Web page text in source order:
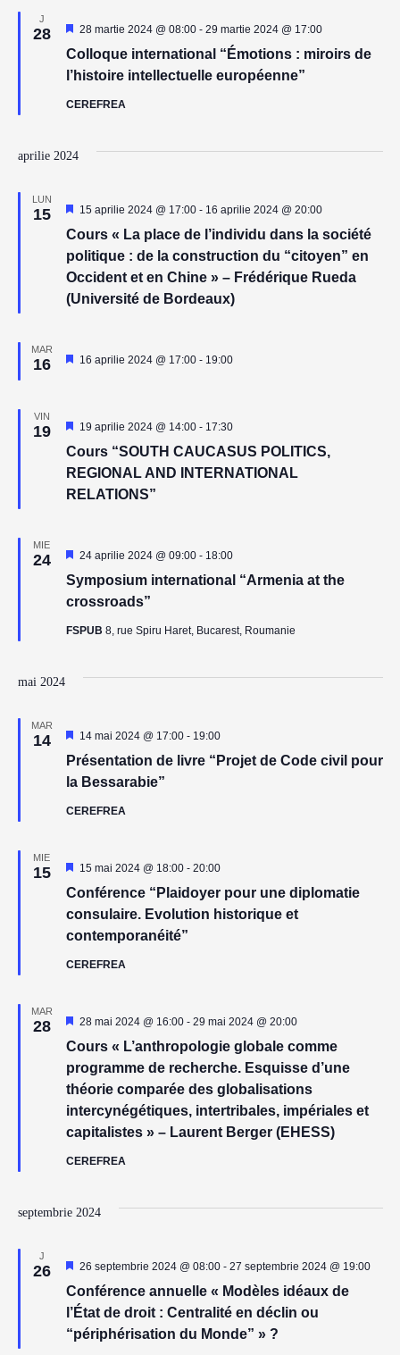
J
28
Colloque international “Émotions : miroirs de
l’histoire intellectuelle européenne”
Reprezentativ
28 martie 2024 @ 08:00- 29 martie 2024 @ 17:00
CEREFREA
aprilie 2024
LUN
15
Cours « La place de l’individu dans la société
politique : de la construction du “citoyen” en
Occident et en Chine » – Frédérique Rueda
(Université de Bordeaux)
Reprezentativ
15 aprilie 2024 @ 17:00- 16 aprilie 2024 @ 20:00
MAR
16 Reprezentativ
16 aprilie 2024 @ 17:00- 19:00
VIN
19
Cours “SOUTH CAUCASUS POLITICS,
REGIONAL AND INTERNATIONAL
RELATIONS”
Reprezentativ
19 aprilie 2024 @ 14:00- 17:30
MIE
24
Symposium international “Armenia at the
crossroads”
Reprezentativ
24 aprilie 2024 @ 09:00- 18:00
FSPUB 8, rue Spiru Haret, Bucarest, Roumanie
mai 2024
MAR
14
Présentation de livre “Projet de Code civil pour
la Bessarabie”
Reprezentativ
14 mai 2024 @ 17:00- 19:00
CEREFREA
MIE
15
Conférence “Plaidoyer pour une diplomatie
consulaire. Evolution historique et
contemporanéité”
Reprezentativ
15 mai 2024 @ 18:00- 20:00
CEREFREA
MAR
28
Cours « L’anthropologie globale comme
programme de recherche. Esquisse d’une
théorie comparée des globalisations
intercynégétiques, intertribales, impériales et
capitalistes » – Laurent Berger (EHESS)
Reprezentativ
28 mai 2024 @ 16:00- 29 mai 2024 @ 20:00
CEREFREA
septembrie 2024
J
26
Conférence annuelle « Modèles idéaux de
l’État de droit : Centralité en déclin ou
“périphérisation du Monde” » ?
Reprezentativ
26 septembrie 2024 @ 08:00- 27 septembrie 2024 @ 19:00